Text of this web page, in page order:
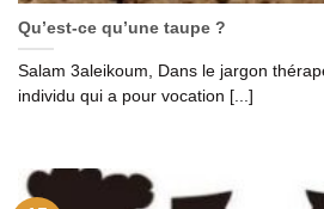
Qu’est-ce qu’une taupe ?
Salam 3aleikoum, Dans le jargon
individu qui a pour vocation [...]